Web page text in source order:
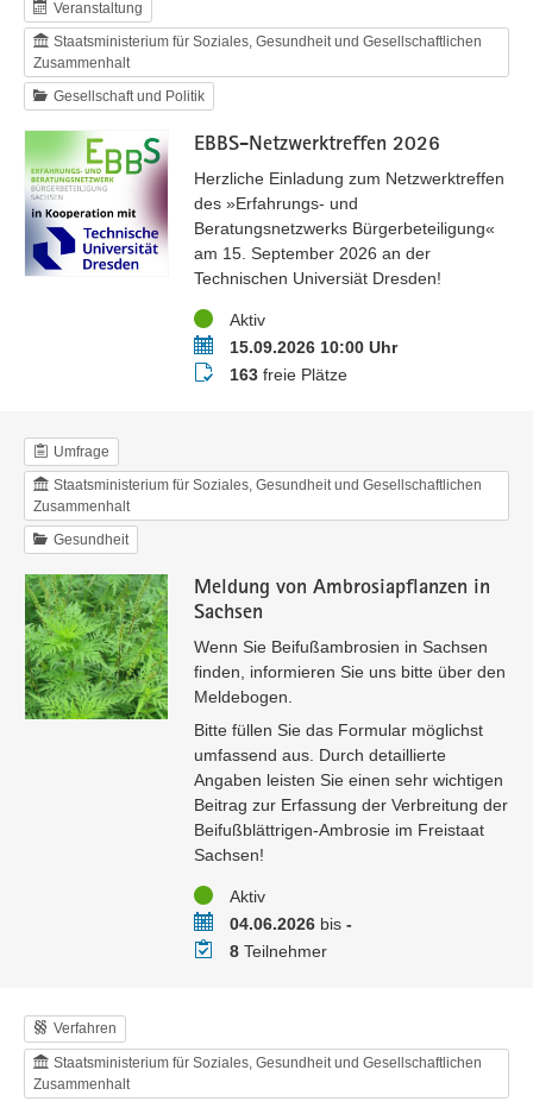
Veranstaltung
Staatsministerium für Soziales, Gesundheit und Gesellschaftlichen
Zusammenhalt
Gesellschaft und Politik
EBBS-Netzwerktreffen 2026
Herzliche Einladung zum Netzwerktreffen
des »Erfahrungs- und
Beratungsnetzwerks Bürgerbeteiligung«
am 15. September 2026 an der
Technischen Universiät Dresden!
StatusAktiv
Termin15.09.2026 10:00 Uhr
Buchungsstatus
163freie Plätze
Umfrage
Staatsministerium für Soziales, Gesundheit und Gesellschaftlichen
Zusammenhalt
Gesundheit
Meldung von Ambrosiapflanzen in
Sachsen
Wenn Sie Beifußambrosien in Sachsen
finden, informieren Sie uns bitte über den
Meldebogen.
Bitte füllen Sie das Formular möglichst
umfassend aus. Durch detaillierte
Angaben leisten Sie einen sehr wichtigen
Beitrag zur Erfassung der Verbreitung der
Beifußblättrigen-Ambrosie im Freistaat
Sachsen!
StatusAktiv
Zeitraum04.06.2026bis -
Teilnehmer
8Teilnehmer
Verfahren
Staatsministerium für Soziales, Gesundheit und Gesellschaftlichen
Zusammenhalt